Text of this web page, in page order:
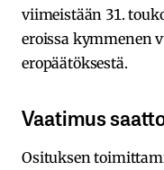
viimeistään 31.
eroissa kymmenen
eropäätöksestä.
Vaatimus
Osituksen